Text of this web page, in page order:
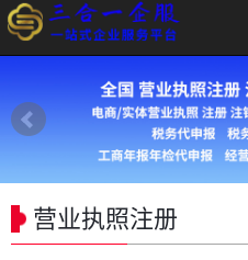
营业执照注册